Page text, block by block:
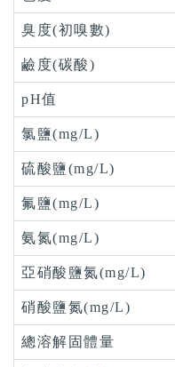
臭度(初嗅數)
鹼度(碳酸)
pH值
氯鹽(mg/L)
硫酸鹽(mg/L)
氟鹽(mg/L)
氨氮(mg/L)
亞硝酸鹽氮(mg/L)
硝酸鹽氮(mg/L)
總溶解固體量